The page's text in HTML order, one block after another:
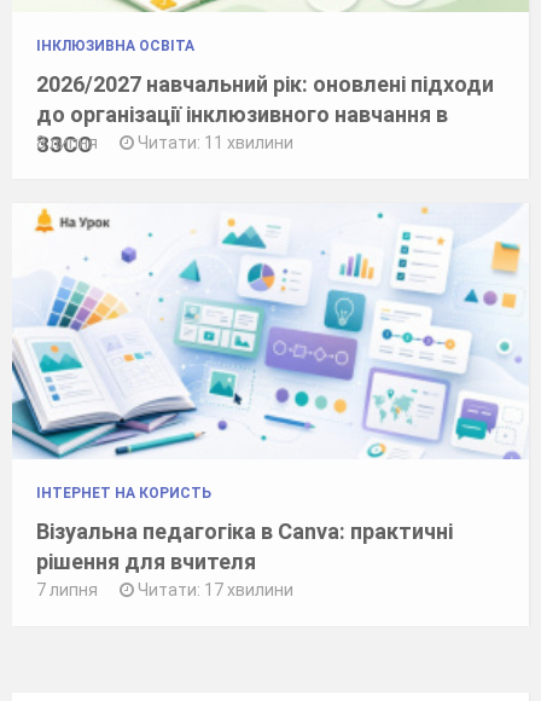
ІНКЛЮЗИВНА ОСВІТА
2026/2027 навчальний рік: оновлені підходи
до організації інклюзивного навчання в
ЗЗСО
8 липня Читати: 11 хвилини
ІНТЕРНЕТ НА КОРИСТЬ
Візуальна педагогіка в Canva: практичні
рішення для вчителя
7 липня Читати: 17 хвилини